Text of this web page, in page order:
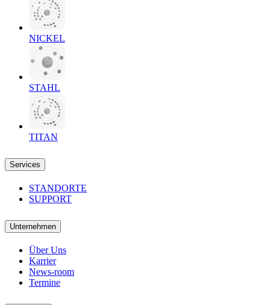
NICKEL
STAHL
TITAN
Services
STANDORTE
SUPPORT
Unternehmen
Über Uns
Karrier
News-room
Termine